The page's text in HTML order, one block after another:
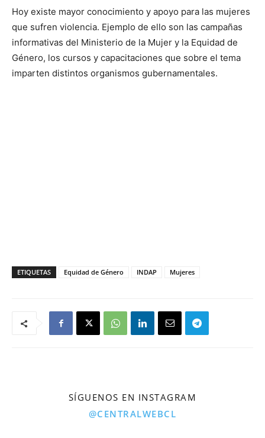
Hoy existe mayor conocimiento y apoyo para las mujeres
que sufren violencia. Ejemplo de ello son las campañas
informativas del Ministerio de la Mujer y la Equidad de
Género, los cursos y capacitaciones que sobre el tema
imparten distintos organismos gubernamentales.
ETIQUETAS Equidad de Género INDAP Mujeres
SÍGUENOS EN INSTAGRAM
@CENTRALWEBCL